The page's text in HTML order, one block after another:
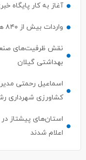
آغاز به کار پایگاه
واردات بیش از ۸۴۰ هزار تن نهاده دامی از بنادر كاسپین و انزلی
نقش ظرفیت‌های
بهداشتی گیلان
اسماعیل رحمتی
کشاورزی شهرداری
استان‌های پیشتاز
اعلام شدند